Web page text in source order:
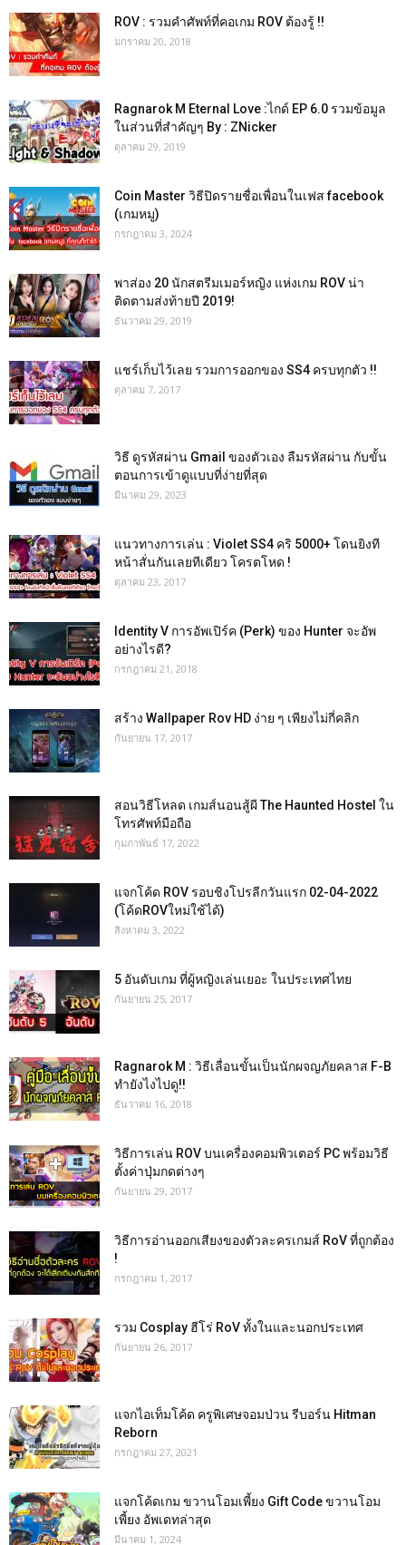
ROV : รวมคำศัพท์ที่คอเกม ROV ต้องรู้ !!
มกราคม 20, 2018
Ragnarok M Eternal Love :ไกด์ EP 6.0 รวมข้อมูล
ในส่วนที่สำคัญๆ By : ZNicker
ตุลาคม 29, 2019
Coin Master วิธีปิดรายชื่อเพื่อนในเฟส facebook
(เกมหมู)
กรกฎาคม 3, 2024
พาส่อง 20 นักสตรีมเมอร์หญิง แห่งเกม ROV น่า
ติดตามส่งท้ายปี 2019!
ธันวาคม 29, 2019
แชร์เก็บไว้เลย รวมการออกของ SS4 ครบทุกตัว !!
ตุลาคม 7, 2017
วิธี ดูรหัสผ่าน Gmail ของตัวเอง ลืมรหัสผ่าน กับขั้น
ตอนการเข้าดูแบบที่ง่ายที่สุด
มีนาคม 29, 2023
แนวทางการเล่น : Violet SS4 คริ 5000+ โดนยิงที
หน้าสั่นกันเลยทีเดียว โครตโหด !
ตุลาคม 23, 2017
Identity V การอัพเปิร์ค (Perk) ของ Hunter จะอัพ
อย่างไรดี?
กรกฎาคม 21, 2018
สร้าง Wallpaper Rov HD ง่าย ๆ เพียงไม่กี่คลิก
กันยายน 17, 2017
สอนวิธีโหลด เกมส์นอนสู้ผี The Haunted Hostel ใน
โทรศัพท์มือถือ
กุมภาพันธ์ 17, 2022
แจกโค้ด ROV รอบชิงโปรลีกวันแรก 02-04-2022
(โค้ดROVใหม่ใช้ได้)
สิงหาคม 3, 2022
5 อันดับเกม ที่ผู้หญิงเล่นเยอะ ในประเทศไทย
กันยายน 25, 2017
Ragnarok M : วิธีเลื่อนขั้นเป็นนักผจญภัยคลาส F-B
ทำยังไงไปดู!!
ธันวาคม 16, 2018
วิธีการเล่น ROV บนเครื่องคอมพิวเตอร์ PC พร้อมวิธี
ตั้งค่าปุ่มกดต่างๆ
กันยายน 29, 2017
วิธีการอ่านออกเสียงของตัวละครเกมส์ RoV ที่ถูกต้อง
!
กรกฎาคม 1, 2017
รวม Cosplay ฮีโร่ RoV ทั้งในและนอกประเทศ
กันยายน 26, 2017
แจกไอเท็มโค้ด ครูพิเศษจอมป่วน รีบอร์น Hitman
Reborn
กรกฎาคม 27, 2021
แจกโค้ดเกม ขวานโอมเพี้ยง Gift Code ขวานโอม
เพี้ยง อัพเดทล่าสุด
มีนาคม 1, 2024